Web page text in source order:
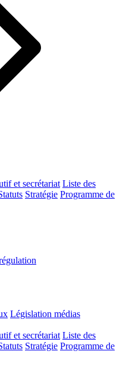
et secrétariat Liste des
Stratégie Programme de
Législation médias
et secrétariat Liste des
Stratégie Programme de